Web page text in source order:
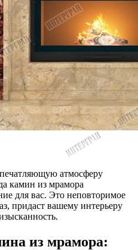
атмосферу
камин из мрамора
для вас. Это неповторимое
придаст вашему интерьеру
из мрамора: